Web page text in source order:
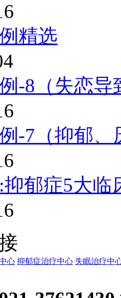
精选
-8（失恋导
-7（抑郁、
郁症5大临
心 抑郁症治疗中心 失眠治疗中